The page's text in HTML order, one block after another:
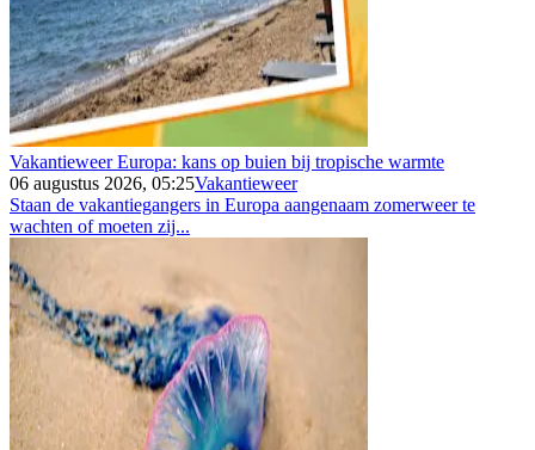
Vakantieweer Europa: kans op buien bij tropische warmte
06 augustus 2026, 05:25Vakantieweer
Staan de vakantiegangers in Europa aangenaam zomerweer te
wachten of moeten zij...